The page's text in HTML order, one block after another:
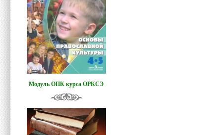
Модуль ОПК курса ОРКСЭ